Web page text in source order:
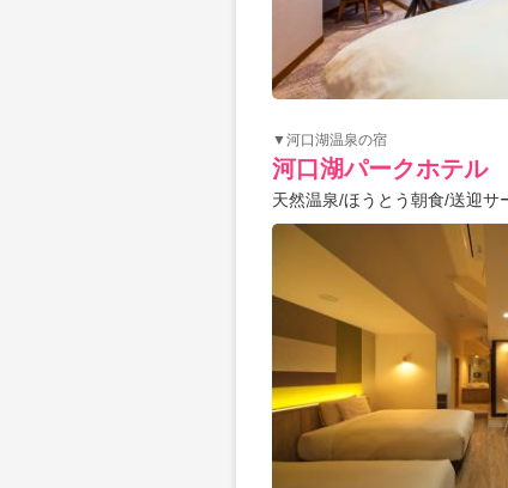
▼河口湖温泉の宿
河口湖パークホテル
天然温泉/ほうとう朝食/送迎サ